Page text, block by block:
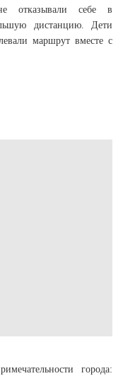
отказывали себе в
дистанцию. Дети
маршрут вместе с
города: